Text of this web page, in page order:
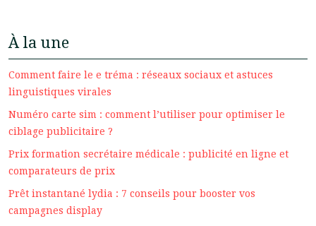
À la une
Comment faire le e tréma : réseaux sociaux et astuces
linguistiques virales
Numéro carte sim : comment l’utiliser pour optimiser le
ciblage publicitaire ?
Prix formation secrétaire médicale : publicité en ligne et
comparateurs de prix
Prêt instantané lydia : 7 conseils pour booster vos
campagnes display